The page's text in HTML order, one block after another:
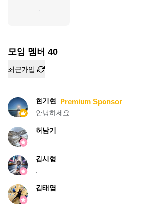
모임 멤버 40
최근가입
현기현 Premium Sponsor
안녕하세요
허남기
김시형
김태엽